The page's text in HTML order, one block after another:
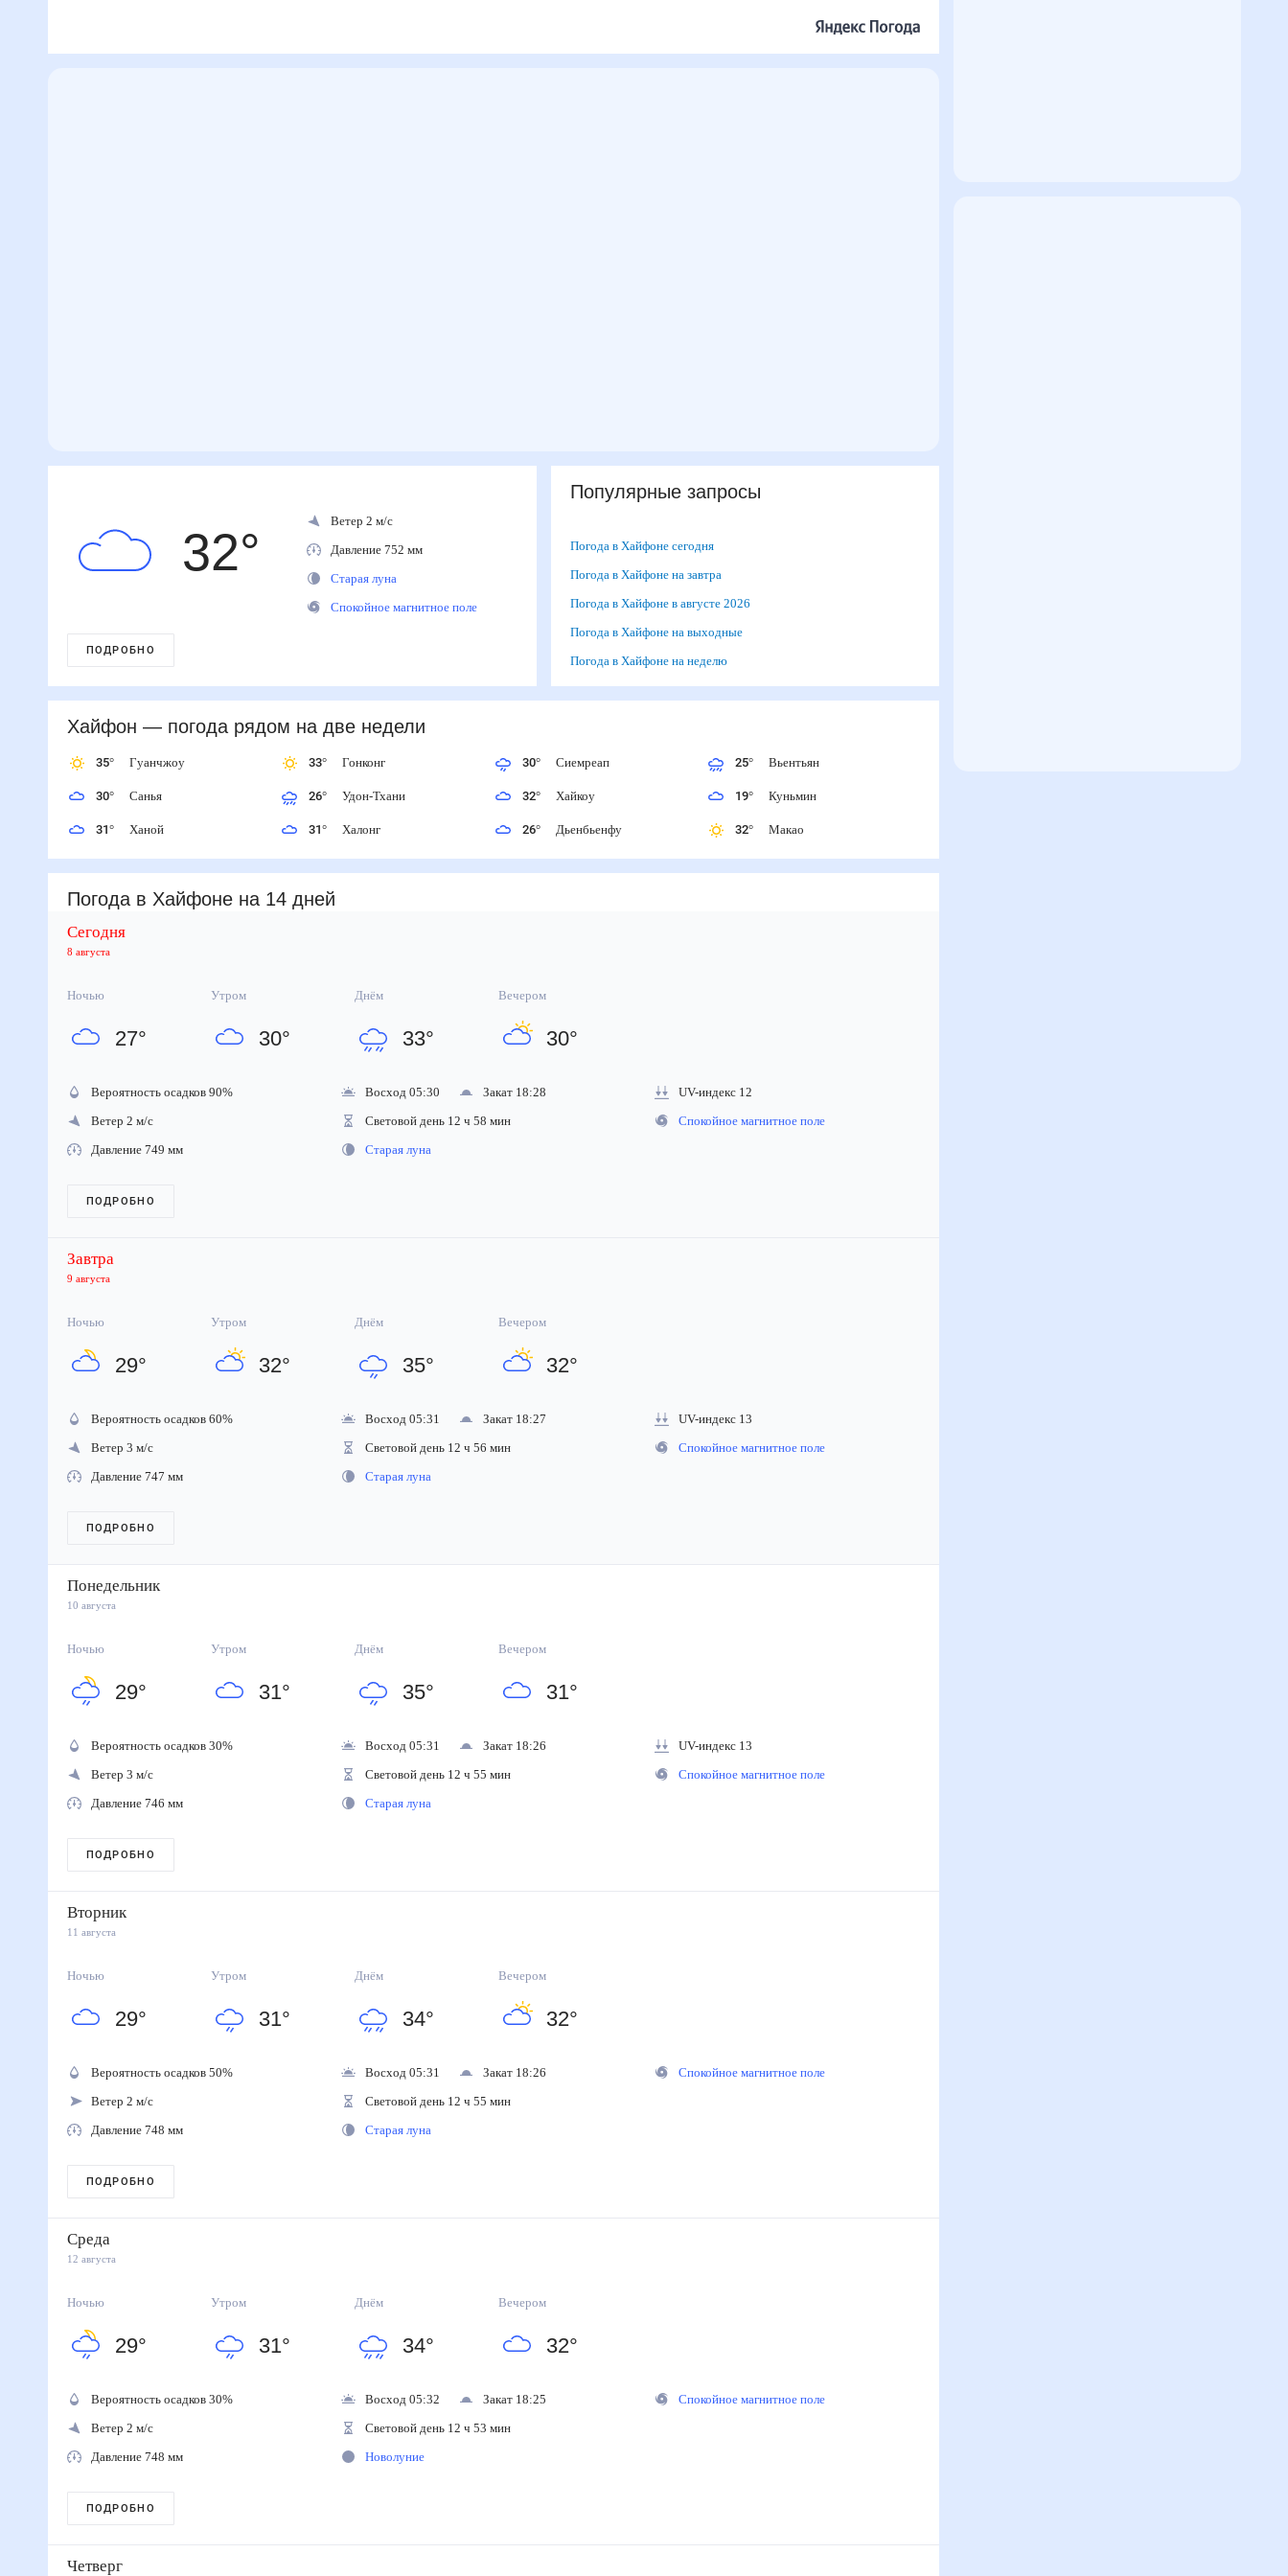
32°
Ветер 2 м/с
Давление 752 мм
Старая луна
Спокойное магнитное поле
ПОДРОБНО
Популярные запросы
Погода в Хайфоне сегодня
Погода в Хайфоне на завтра
Погода в Хайфоне в августе 2026
Погода в Хайфоне на выходные
Погода в Хайфоне на неделю
Хайфон — погода рядомна две недели
35° Гуанчжоу
30° Санья
31° Ханой
33° Гонконг
26° Удон-Тхани
31° Халонг
30° Сиемреап
32° Хайкоу
26° Дьенбьенфу
25° Вьентьян
19° Куньмин
32° Макао
Погода в Хайфонена 14 дней
Сегодня
8 августа
Ночью
27°
Утром
30°
Днём
33°
Вечером
30°
Вероятность осадков 90%
Ветер 2 м/с
Давление 749 мм
Восход 05:30
Закат 18:28
Световой день 12 ч 58 мин
Старая луна
UV-индекс 12
Спокойное магнитное поле
ПОДРОБНО
Завтра
9 августа
Ночью
29°
Утром
32°
Днём
35°
Вечером
32°
Вероятность осадков 60%
Ветер 3 м/с
Давление 747 мм
Восход 05:31
Закат 18:27
Световой день 12 ч 56 мин
Старая луна
UV-индекс 13
Спокойное магнитное поле
ПОДРОБНО
Понедельник
10 августа
Ночью
29°
Утром
31°
Днём
35°
Вечером
31°
Вероятность осадков 30%
Ветер 3 м/с
Давление 746 мм
Восход 05:31
Закат 18:26
Световой день 12 ч 55 мин
Старая луна
UV-индекс 13
Спокойное магнитное поле
ПОДРОБНО
Вторник
11 августа
Ночью
29°
Утром
31°
Днём
34°
Вечером
32°
Вероятность осадков 50%
Ветер 2 м/с
Давление 748 мм
Восход 05:31
Закат 18:26
Световой день 12 ч 55 мин
Старая луна
Спокойное магнитное поле
ПОДРОБНО
Среда
12 августа
Ночью
29°
Утром
31°
Днём
34°
Вечером
32°
Вероятность осадков 30%
Ветер 2 м/с
Давление 748 мм
Восход 05:32
Закат 18:25
Световой день 12 ч 53 мин
Новолуние
Спокойное магнитное поле
ПОДРОБНО
Четверг